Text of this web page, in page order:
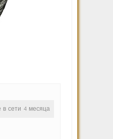
в сети 4 месяца